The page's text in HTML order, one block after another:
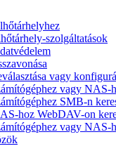
szolgáltatások
vagy
vagy NAS-
SMB-n
hoz WebDAV-on
vagy